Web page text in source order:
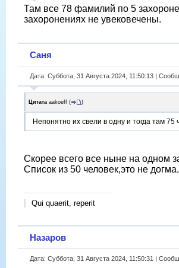
Там все 78 фамилий по 5
захоронениях не увековечены.
Саня
Дата: Суббота, 31 Августа 2024, 11:50:13 |
Цитата aakoeff ( )
Непонятно их свели в одну и тогда там 75
Скорее всего все ныне на одном
Список из 50 человек,это не догма.
Qui quaerit, reperit
Назаров
Дата: Суббота, 31 Августа 2024, 11:50:31 |